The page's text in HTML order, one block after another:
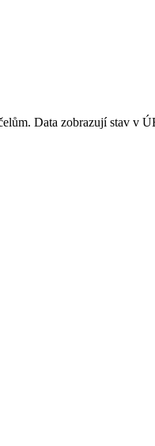
Data zobrazují stav v